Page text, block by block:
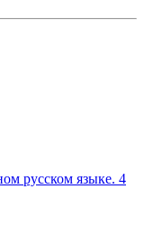
русском языке. 4